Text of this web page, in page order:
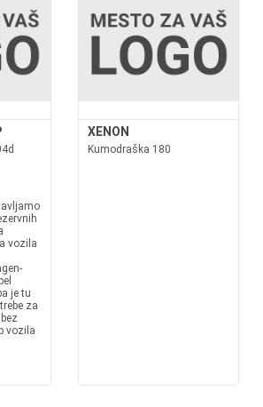
vozila
je tu
za
vozila
XENON
Kumodraška 180